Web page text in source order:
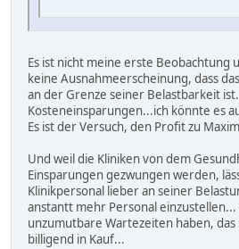
Es ist nicht meine erste Beobachtung
keine Ausnahmeerscheinung, dass
an der Grenze seiner Belastbarkeit
Kosteneinsparungen...ich könnte es
Es ist der Versuch, den Profit zu
Und weil die Kliniken von dem
Einsparungen gezwungen werden,
Klinikpersonal lieber an seiner
anstantt mehr Personal
unzumutbare Wartezeiten haben,
billigend in Kauf...